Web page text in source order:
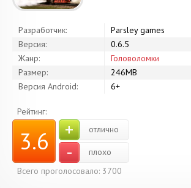
Разработчик:
Parsley games
Версия:
0.6.5
Жанр:
Головоломки
Размер:
246MB
Версия Android:
6+
Рейтинг:
3.6 + отлично
-
плохо
Всего проголосовало: 3700